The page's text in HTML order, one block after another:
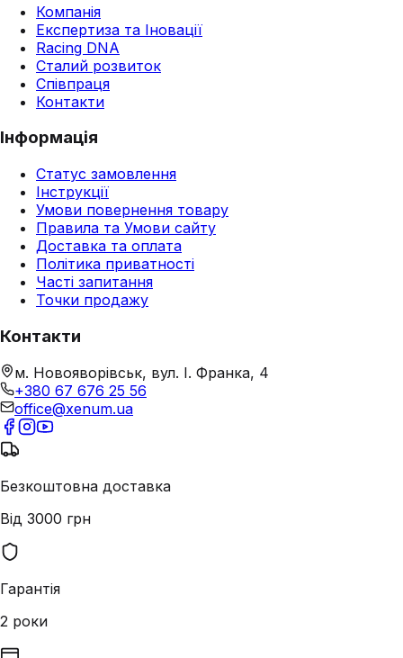
Компанія
Експертиза та Іновації
Racing DNA
Сталий розвиток
Співпраця
Контакти
Інформація
Статус замовлення
Інструкції
Умови повернення товару
Правила та Умови сайту
Доставка та оплата
Політика приватності
Часті запитання
Точки продажу
Контакти
м. Новояворівськ, вул. І. Франка, 4
+380 67 676 25 56
office@xenum.ua
Безкоштовна доставка
Від 3000 грн
Гарантія
2 роки